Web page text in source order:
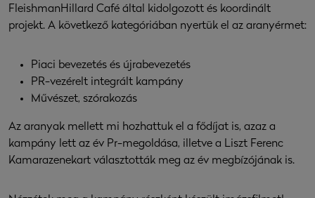
FleishmanHillard Café által kidolgozott és koordinált
projekt. A következő kategóriában nyertük el az aranyérmet:
Piaci bevezetés és újrabevezetés
PR-vezérelt integrált kampány
Művészet, szórakozás
Az aranyak mellett mi hozhattuk el a fődíjat is, azaz a
kampány lett az év Pr-megoldása, illetve a Liszt Ferenc
Kamarazenekart választották meg az év megbízójának is.